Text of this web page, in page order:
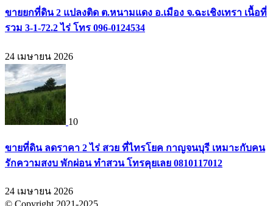
ขายยกที่ดิน 2 แปลงติด ต.หนามแดง อ.เมือง จ.ฉะเชิงเทรา เนื้อที่
รวม 3-1-72.2 ไร่ โทร 096-0124534
24 เมษายน 2026
10
ขายที่ดิน ลดราคา 2 ไร่ สวย ที่ไทรโยค กาญจนบุรี เหมาะกับคน
รักความสงบ พักผ่อน ทำสวน โทรคุยเลย 0810117012
24 เมษายน 2026
© Copyright 2021-2025